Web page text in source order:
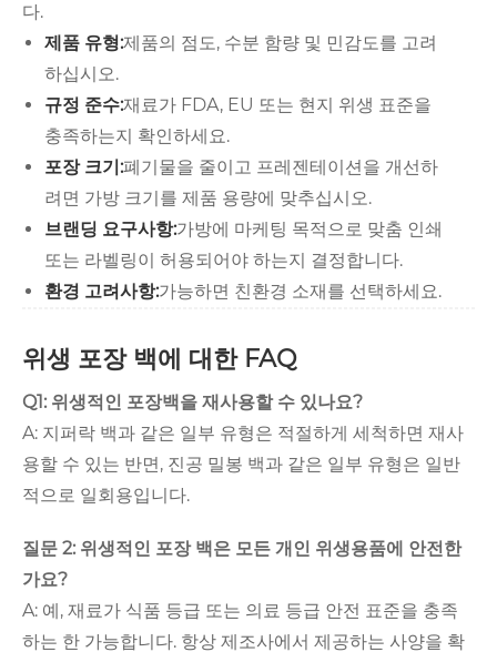
다.
제품 유형:제품의 점도, 수분 함량 및 민감도를 고려
하십시오.
규정 준수:재료가 FDA, EU 또는 현지 위생 표준을
충족하는지 확인하세요.
포장 크기:폐기물을 줄이고 프레젠테이션을 개선하
려면 가방 크기를 제품 용량에 맞추십시오.
브랜딩 요구사항:가방에 마케팅 목적으로 맞춤 인쇄
또는 라벨링이 허용되어야 하는지 결정합니다.
환경 고려사항:가능하면 친환경 소재를 선택하세요.
위생 포장 백에 대한 FAQ
Q1: 위생적인 ​​포장백을 재사용할 수 있나요?
A: 지퍼락 백과 같은 일부 유형은 적절하게 세척하면 재사
용할 수 있는 반면, 진공 밀봉 백과 같은 일부 유형은 일반
적으로 일회용입니다.
질문 2: 위생적인 ​​포장 백은 모든 개인 위생용품에 안전한
가요?
A: 예, 재료가 식품 등급 또는 의료 등급 안전 표준을 충족
하는 한 가능합니다. 항상 제조사에서 제공하는 사양을 확